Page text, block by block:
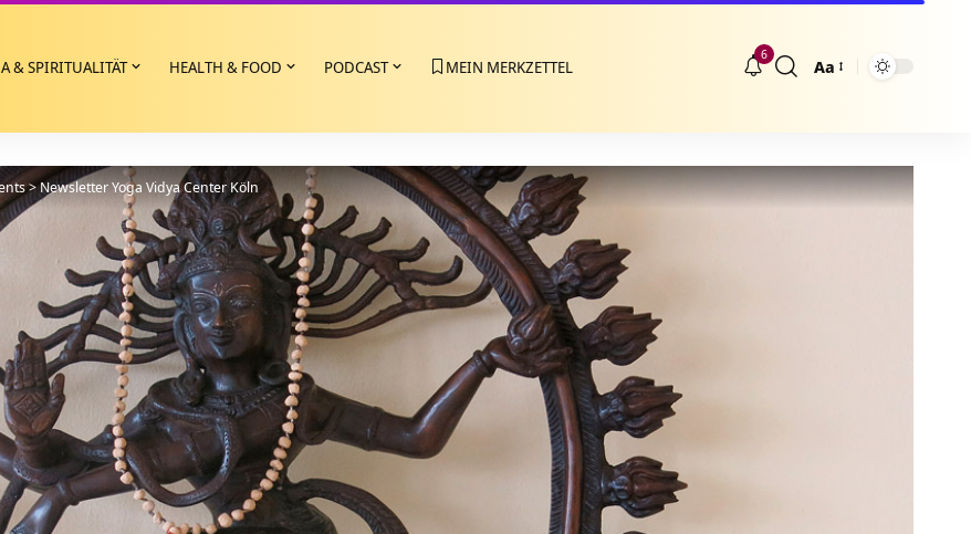
& SPIRITUALITÄT HEALTH & FOOD PODCAST MEIN MERKZETTEL
6
Größenänderung
Aa
>Newsletter Yoga Vidya Center Köln